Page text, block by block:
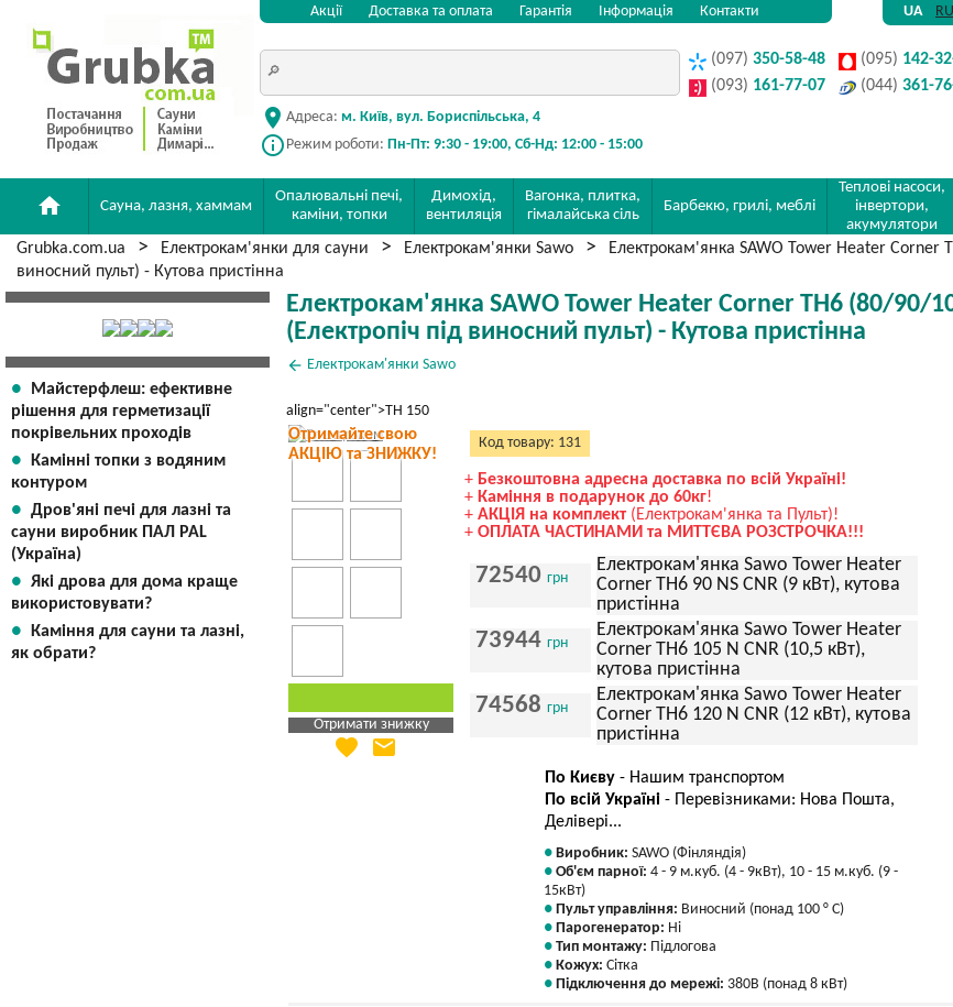
Акції Доставка та оплата Гарантія Інформація Контакти UA RU
location_on Адреса: м. Київ, вул. Бориспільська, 4
info_outline Режим роботи: Пн-Пт: 9:30 - 19:00, Сб-Нд: 12:00 - 15:00
(097) 350-58-48 (095) 142-
(093) 161-77-07 (044) 361-
home Сауна, лазня, хаммам
Опалювальні печі,
каміни, топки
Димохід,
вентиляція
Вагонка, плитка,
гімалайська сіль
Барбекю, грилі, меблі
Теплові насоси,
інвертори,
акумулятори
Grubka.com.ua Електрокам'янки для сауни Електрокам'янки Sawo
Електрокам'янка SAWO Tower Heater Corner
виносний пульт) - Кутова пристінна
Майстерфлеш: ефективне
рішення для герметизації
покрівельних проходів
Камінні топки з водяним
контуром
Дров'яні печі для лазні та
сауни виробник ПАЛ PAL
(Україна)
Які дрова для дома краще
використовувати?
Каміння для сауни та лазні,
як обрати?
Електрокам'янка SAWO Tower Heater Corner TH6 (80/90/
(Електропіч під виносний пульт) - Кутова пристінна
arrow_back Електрокам'янки Sawo
align="center">TH 150
Отримайте свою
АКЦІЮ та ЗНИЖКУ!
Отримати знижку
Яка Ваша ціна
favorite email
Код товару: 131
+ Безкоштовна адресна доставка по всій Україні!
+ Каміння в подарунок до 60кг!
+ АКЦІЯ на комплект(Електрокам'янка та Пульт)!
+ ОПЛАТА ЧАСТИНАМИ та МИТТЄВА РОЗСТРОЧКА!!!
72540 грн
Електрокам'янка Sawo Tower Heater
Corner TH6 90 NS CNR (9 кВт), кутова
пристінна
73944 грн
Електрокам'янка Sawo Tower Heater
Corner TH6 105 N CNR (10,5 кВт),
кутова пристінна
74568 грн
Електрокам'янка Sawo Tower Heater
Corner TH6 120 N CNR (12 кВт), кутова
пристінна
По Києву - Нашим транспортом
По всій Україні - Перевізниками: Нова Пошта,
Делівері...
Виробник: SAWO (Фінляндія)
Об'єм парної: 4 - 9 м.куб. (4 - 9кВт), 10 - 15 м.куб. (9 -
15кВт)
Пульт управління: Виносний (понад 100 ° С)
Парогенератор: Ні
Тип монтажу: Підлогова
Кожух: Сітка
Підключення до мережі: 380В (понад 8 кВт)